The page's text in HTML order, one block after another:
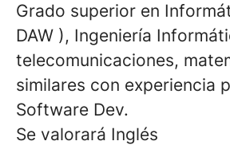
Grado superior en
DAW ), Ingeniería
telecomunicaciones,
similares con experiencia
Software Dev.
Se valorará Inglés